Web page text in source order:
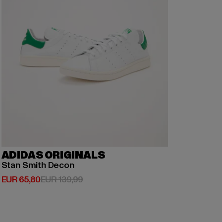
ADIDAS ORIGINALS
Stan Smith Decon
EUR 65,80
Derzeitiger Preis: EUR 65,80
EUR 139,99Aktionspreis: EUR 139,99